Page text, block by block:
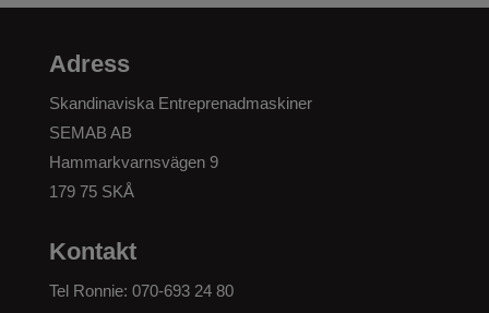
Adress
Skandinaviska Entreprenadmaskiner
SEMAB AB
Hammarkvarnsvägen 9
179 75 SKÅ
Kontakt
Tel Ronnie: 070-693 24 80